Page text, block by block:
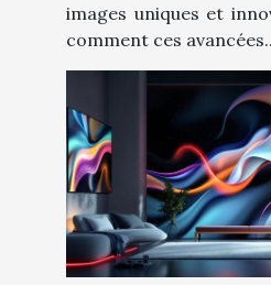
images uniques et
comment ces